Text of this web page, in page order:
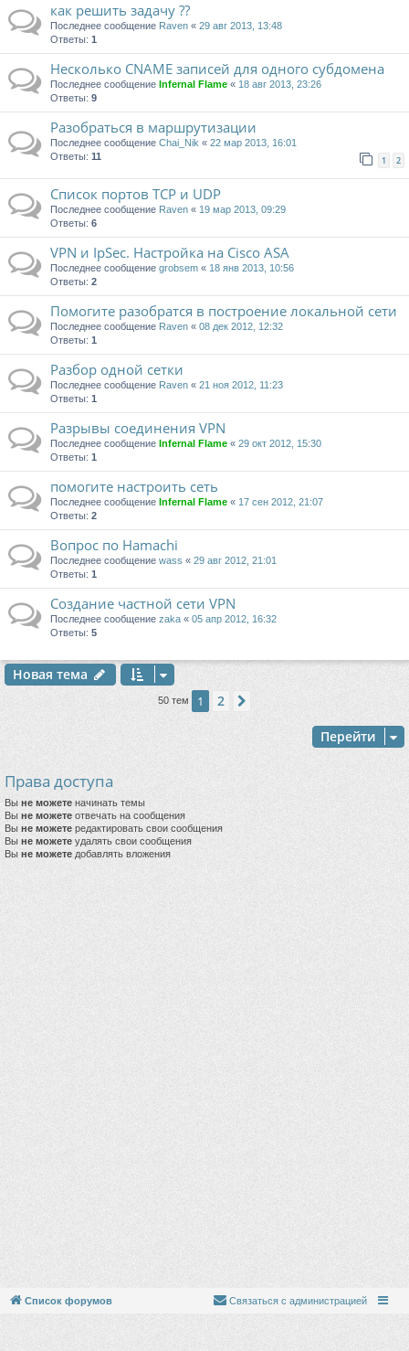
как решить задачу ??
Последнее сообщение Raven « 29 авг 2013, 13:48
Ответы: 1
Несколько CNAME записей для одного субдомена
Последнее сообщение Infernal Flame « 18 авг 2013, 23:26
Ответы: 9
Разобраться в маршрутизации
Последнее сообщение Chai_Nik « 22 мар 2013, 16:01
Ответы: 11 1 2
Список портов TCP и UDP
Последнее сообщение Raven « 19 мар 2013, 09:29
Ответы: 6
VPN и IpSec. Настройка на Cisco ASA
Последнее сообщение grobsem « 18 янв 2013, 10:56
Ответы: 2
Помогите разобратся в построение локальной сети
Последнее сообщение Raven « 08 дек 2012, 12:32
Ответы: 1
Разбор одной сетки
Последнее сообщение Raven « 21 ноя 2012, 11:23
Ответы: 1
Разрывы соединения VPN
Последнее сообщение Infernal Flame « 29 окт 2012, 15:30
Ответы: 1
помогите настроить сеть
Последнее сообщение Infernal Flame « 17 сен 2012, 21:07
Ответы: 2
Вопрос по Hamachi
Последнее сообщение wass « 29 авг 2012, 21:01
Ответы: 1
Создание частной сети VPN
Последнее сообщение zaka « 05 апр 2012, 16:32
Ответы: 5
Новая тема
50 тем 1 2
Перейти
Права доступа
Вы не можете начинать темы
Вы не можете отвечать на сообщения
Вы не можете редактировать свои сообщения
Вы не можете удалять свои сообщения
Вы не можете добавлять вложения
Список форумов Связаться с администрацией